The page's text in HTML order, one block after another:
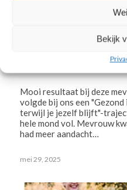
Bekijk
Mooi ouder
Mooi resultaat bij deze
volgde bij ons een
terwijl je jezelf blijft"-
hele mond vol. Mevrouw
had meer aandacht…
mei 29, 2025